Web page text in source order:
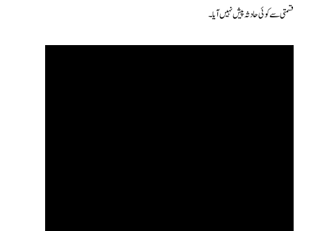
قسمتی سے کوئی حادثہ پیش نہیں آیا۔